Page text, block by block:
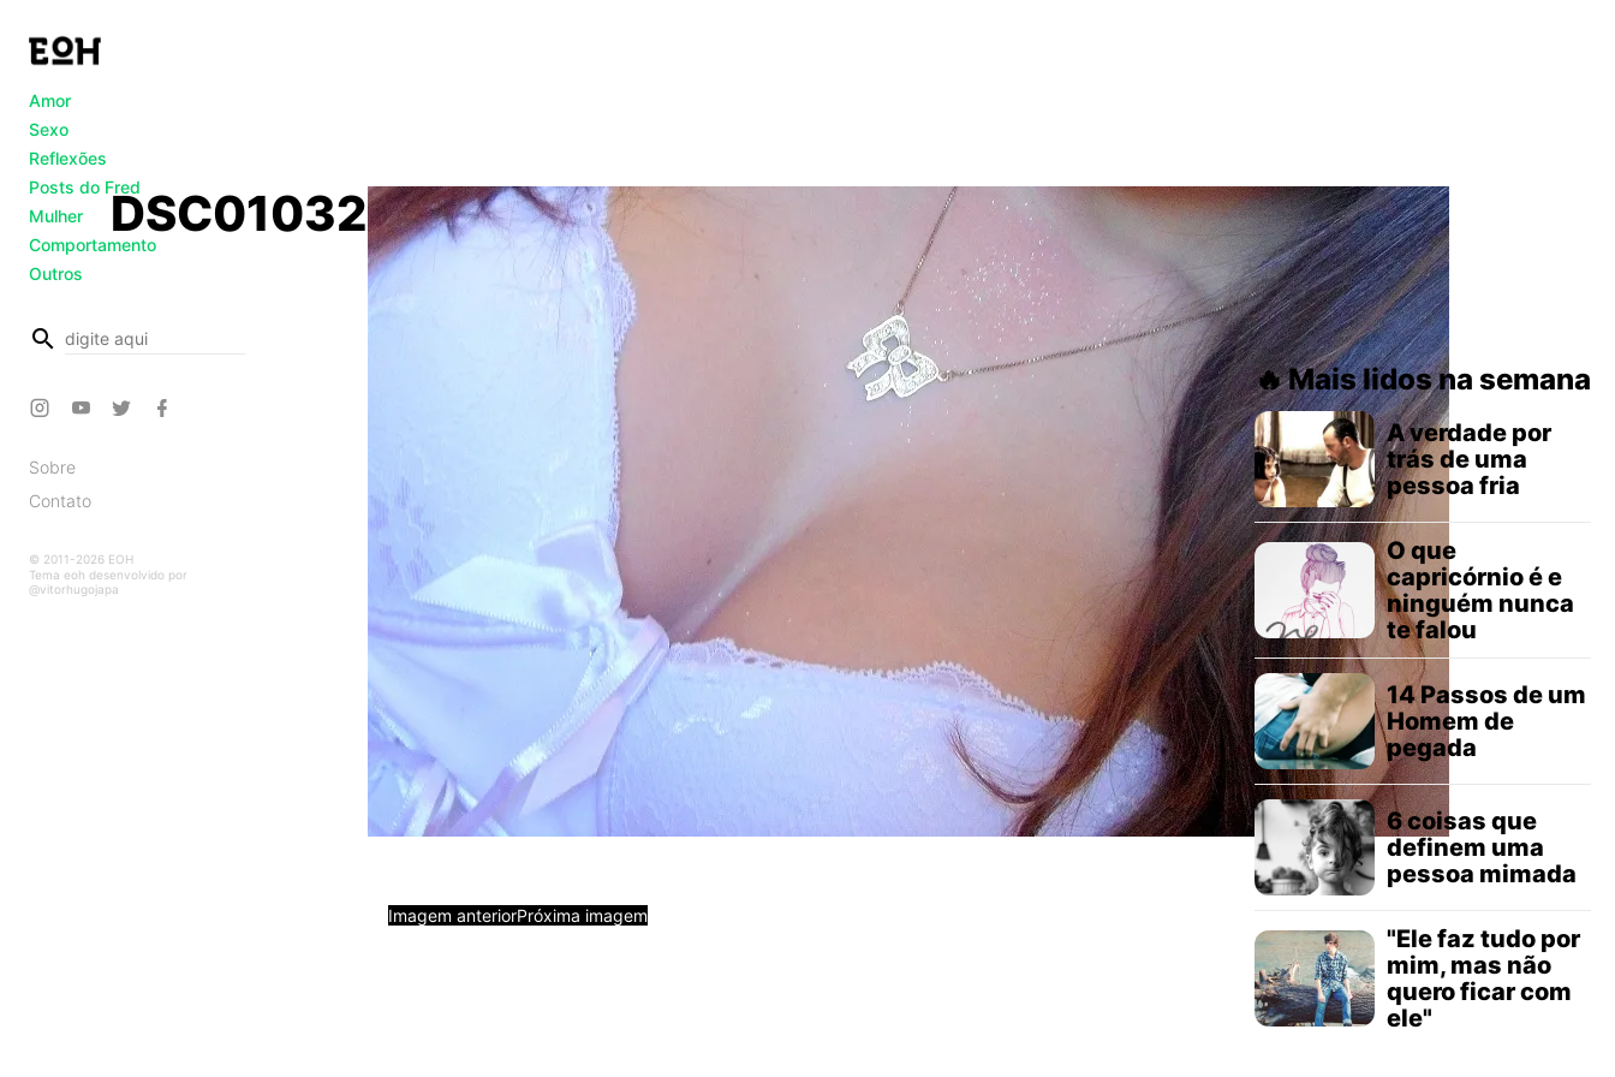
Amor
Sexo
Reflexões
Posts do Fred
Mulher
Comportamento
Outros
busca
Sobre
Contato
© 2011-2026 EOH
Tema eoh desenvolvido por
@vitorhugojapa
DSC01032
Imagem anteriorPróxima imagem
Mais lidos na semana
A verdade por
trás de uma
pessoa fria
O que
capricórnio é e
ninguém nunca
te falou
14 Passos de um
Homem de
pegada
6 coisas que
definem uma
pessoa mimada
"Ele faz tudo por
mim, mas não
quero ficar com
ele"